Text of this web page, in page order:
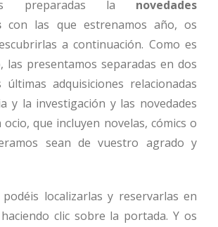
preparadas la novedades
con las que estrenamos año, os
a continuación. Como es
las presentamos separadas en dos
últimas adquisiciones relacionadas
y la investigación y las novedades
ocio, que incluyen novelas, cómics o
sean de vuestro agrado y
podéis localizarlas y reservarlas en
haciendo clic sobre la portada. Y os